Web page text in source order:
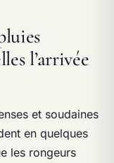
l’arrivée
et soudaines
en quelques
les rongeurs